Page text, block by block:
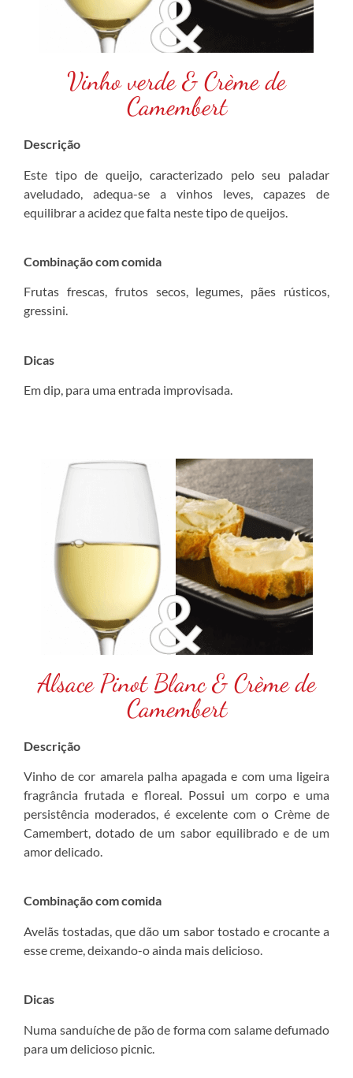
Vinho verde & Crème de
Camembert
Descrição
Este tipo de queijo, caracterizado pelo seu paladar
aveludado, adequa-se a vinhos leves, capazes de
equilibrar a acidez que falta neste tipo de queijos.
Combinação com comida
Frutas frescas, frutos secos, legumes, pães rústicos,
gressini.
Dicas
Em dip, para uma entrada improvisada.
Alsace Pinot Blanc & Crème de
Camembert
Descrição
Vinho de cor amarela palha apagada e com uma ligeira
fragrância frutada e floreal. Possui um corpo e uma
persistência moderados, é excelente com o Crème de
Camembert, dotado de um sabor equilibrado e de um
amor delicado.
Combinação com comida
Avelãs tostadas, que dão um sabor tostado e crocante a
esse creme, deixando-o ainda mais delicioso.
Dicas
Numa sanduíche de pão de forma com salame defumado
para um delicioso picnic.